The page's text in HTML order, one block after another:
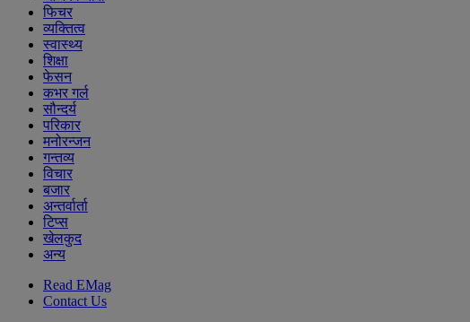
फिचर
व्यक्तित्व
स्वास्थ्य
शिक्षा
फेसन
कभर गर्ल
सौन्दर्य
परिकार
मनोरन्जन
गन्तव्य
विचार
बजार
अन्तर्वार्ता
टिप्स
खेलकुद
अन्य
Read EMag
Contact Us